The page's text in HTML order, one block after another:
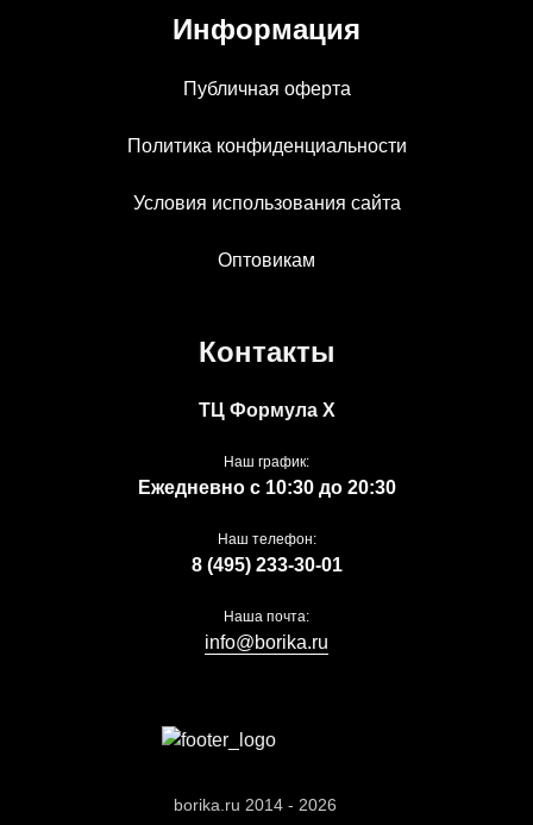
borika.ru 2014 - 2026
Информация
Публичная оферта
Политика конфиденциальности
Условия использования сайта
Оптовикам
Контакты
ТЦ Формула Х
Наш график:
Ежедневно с 10:30 до 20:30
Наш телефон:
8 (495) 233-30-01
Наша почта:
info@borika.ru